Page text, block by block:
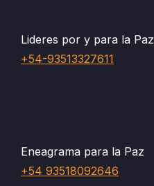
Lideres por y para la Paz
+54-93513327611
Eneagrama para la Paz
+54 93518092646